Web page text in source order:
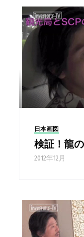
日本画図
検証！龍
2012年12月